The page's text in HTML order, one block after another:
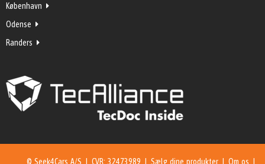
København
Odense
Randers
© Seek4Cars A/S | CVR: 32473989 | Sælg dine produkter | Om os |